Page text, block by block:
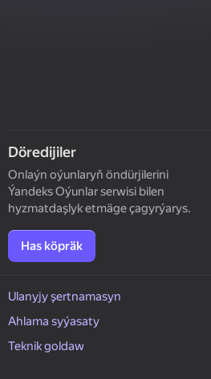
Döredijiler
Onlaýn oýunlaryň öndürjilerini
Ýandeks Oýunlar serwisi bilen
hyzmatdaşlyk etmäge çagyrýarys.
Has köpräk
Ulanyjy şertnamasyn
Ahlama syýasaty
Teknik goldaw